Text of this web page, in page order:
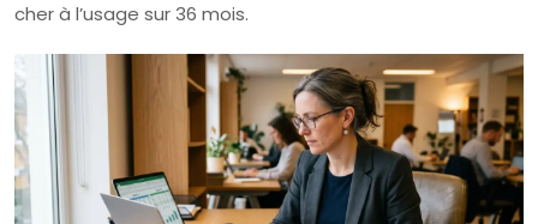
cher à l’usage sur 36 mois.